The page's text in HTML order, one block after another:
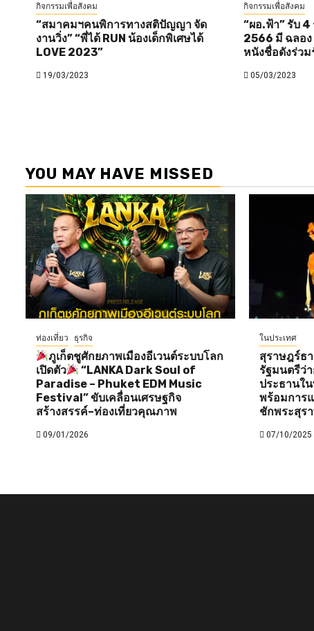
กิจกรรมเพื่อสังคม
“สมาคมฯคนพิการทางสติปัญญา จัด
งานวิ่ง” “พี่ได้ RUN น้องเด็กพิเศษได้
LOVE 2023”
19/03/2023
กิจกรรมเพื่อสังคม
“ผอ.ฟ้า” รับ 4
2566 มี ฉลอง
หนังชื่อดังร่วม
05/03/2023
YOU MAY HAVE MISSED
ท่องเที่ยว ธุรกิจ
ภูเก็ตชูศักยภาพเมืองอีเวนต์ระบบโลก
เปิดตัว
“LANKA Dark Soul of
Paradise – Phuket EDM Music
Festival” ขับเคลื่อนเศรษฐกิจ
สร้างสรรค์–ท่องเที่ยวคุณภาพ
09/01/2026
ในประเทศ
สุราษฎร์ธ
รัฐมนตรีว่
ประธานใ
พร้อมการแ
ชักพระสุร
07/10/2025